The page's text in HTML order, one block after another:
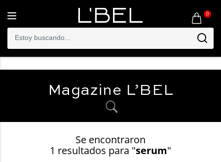
0
Magazine L’BEL
Se encontraron
1 resultados para "serum"